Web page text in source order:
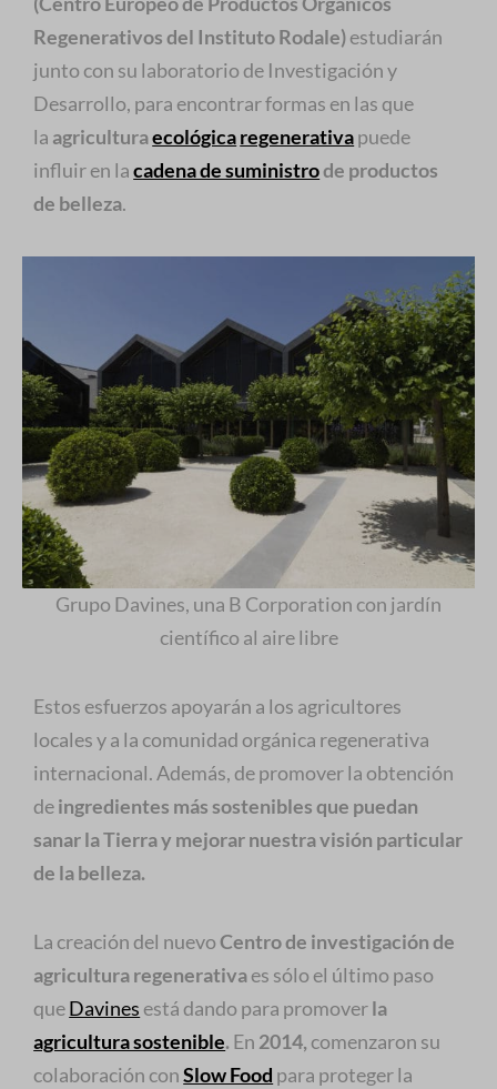
Regenerativos del Instituto Rodale)estudiarán
junto con su laboratorio de Investigación y
Desarrollo, para encontrar formas en las que
la agriculturaecológicaregenerativapuede
influir en lacadena de suministrode productos
de belleza.
Grupo Davines, una B Corporation con jardín
científico al aire libre
Estos esfuerzos apoyarán a los agricultores
locales y a la comunidad orgánica regenerativa
internacional. Además, de promover la obtención
deingredientes más sostenibles que puedan
sanar la Tierra y mejorar nuestra visión particular
de la belleza.
La creación del nuevoCentro de investigación de
agricultura regenerativaes sólo el último paso
queDavines está dando para promoverla
agricultura sostenible.En 2014, comenzaron su
colaboración conSlow Food para proteger la